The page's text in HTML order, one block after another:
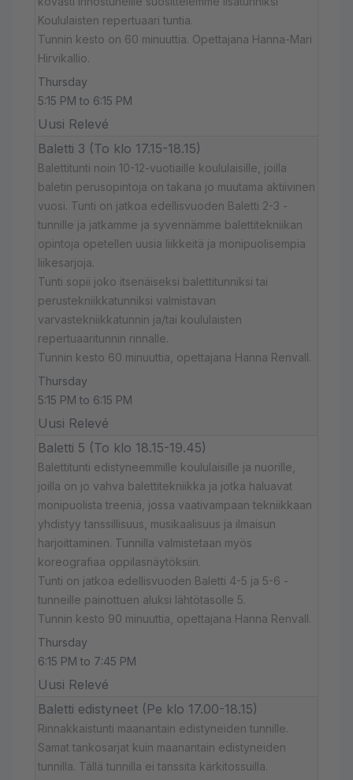
Koululaisten repertuaari tuntia.
Tunnin kesto on 60 minuuttia. Opettajana Hanna-Mari
Hirvikallio.
Thursday
5:15 PM to 6:15 PM
Uusi Relevé
Baletti 3 (To klo 17.15-18.15)
Balettitunti noin 10-12-vuotiaille koululaisille, joilla
baletin perusopintoja on takana jo muutama aktiivinen
vuosi. Tunti on jatkoa edellisvuoden Baletti 2-3 -
tunnille ja jatkamme ja syvennämme balettitekniikan
opintoja opetellen uusia liikkeitä ja monipuolisempia
liikesarjoja.
Tunti sopii joko itsenäiseksi balettitunniksi tai
perustekniikkatunniksi valmistavan
varvastekniikkatunnin ja/tai koululaisten
repertuaaritunnin rinnalle.
Tunnin kesto 60 minuuttia, opettajana Hanna Renvall.
Thursday
5:15 PM to 6:15 PM
Uusi Relevé
Baletti 5 (To klo 18.15-19.45)
Balettitunti edistyneemmille koululaisille ja nuorille,
joilla on jo vahva balettitekniikka ja jotka haluavat
monipuolista treeniä, jossa vaativampaan tekniikkaan
yhdistyy tanssillisuus, musikaalisuus ja ilmaisun
harjoittaminen. Tunnilla valmistetaan myös
koreografiaa oppilasnäytöksiin.
Tunti on jatkoa edellisvuoden Baletti 4-5 ja 5-6 -
tunneille painottuen aluksi lähtötasolle 5.
Tunnin kesto 90 minuuttia, opettajana Hanna Renvall.
Thursday
6:15 PM to 7:45 PM
Uusi Relevé
Baletti edistyneet (Pe klo 17.00-18.15)
Rinnakkaistunti maanantain edistyneiden tunnille.
Samat tankosarjat kuin maanantain edistyneiden
tunnilla. Tällä tunnilla ei tanssita kärkitossuilla.